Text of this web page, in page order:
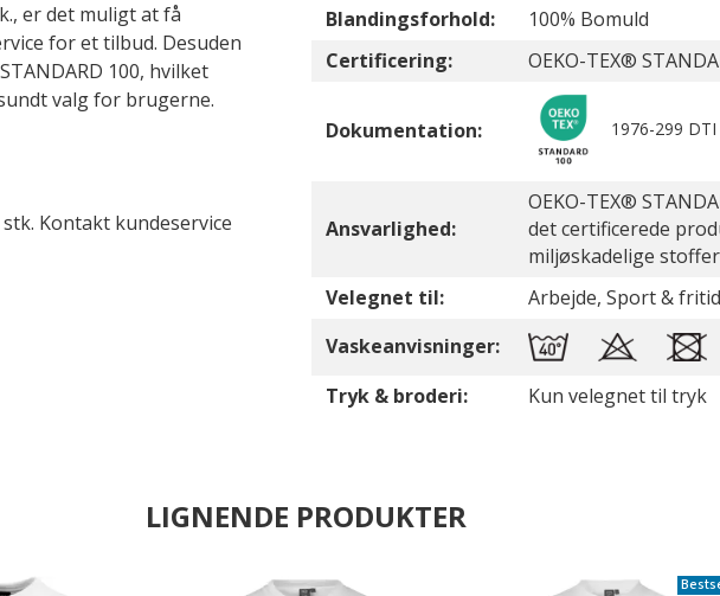
er det muligt at få
for et tilbud. Desuden
100, hvilket
valg for brugerne.
Kontakt kundeservice
Blandingsforhold:
100% Bomuld
Certificering:
OEKO-TEX®
Dokumentation: 1976-299 DTI
Ansvarlighed:
OEKO-TEX®
det certificerede
miljøskadelige stoffer
Velegnet til:
Arbejde, Sport & fritid
Vaskeanvisninger:
Tryk & broderi:
Kun velegnet til tryk
LIGNENDE PRODUKTER